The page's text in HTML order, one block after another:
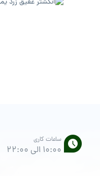
ساعات کاری
10:00 الی 22:00